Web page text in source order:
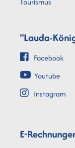
"Lauda-
Facebook
Youtube
Instagram
E-